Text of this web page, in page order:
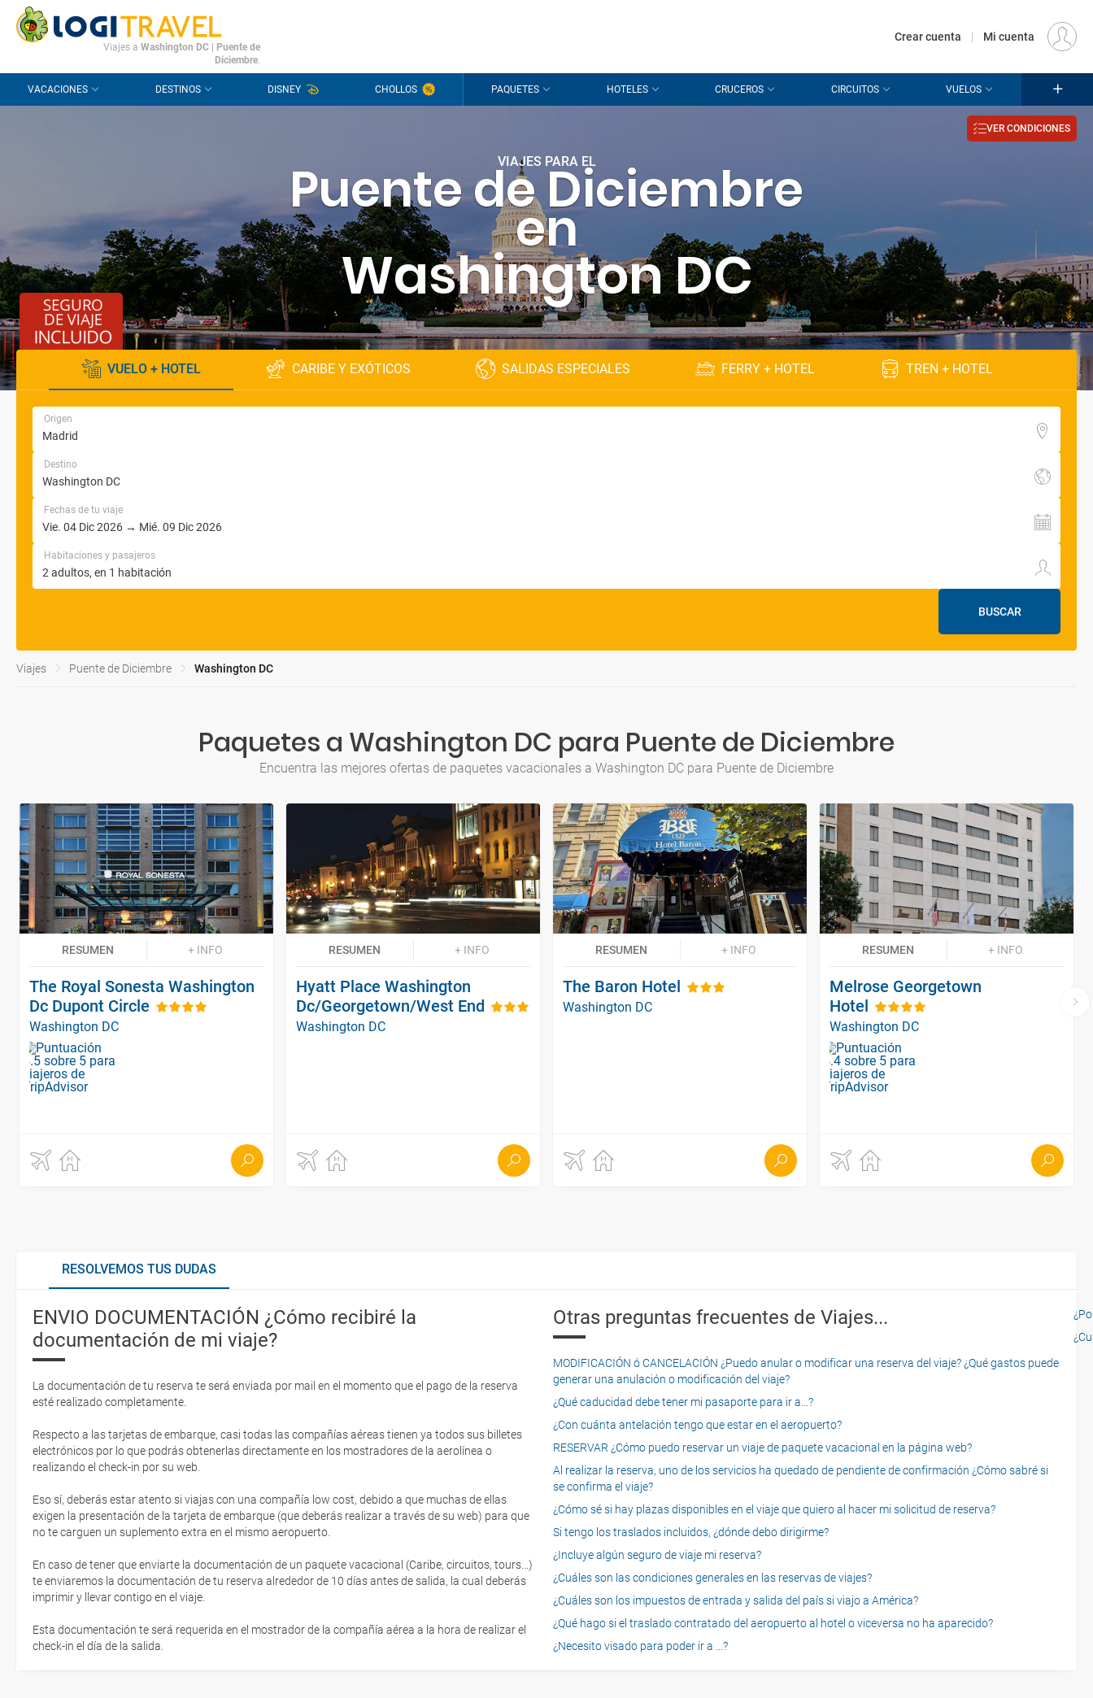
CONTACTO PREGUNTAS FRECUENTES
Viajes a Washington DC
Puente de
Diciembre.
Crear cuenta | Mi cuenta
VACACIONES DESTINOS DISNEY CHOLLOS PAQUETES HOTELES CRUCEROS CIRCUITOS VUELOS
VIAJES PARA EL
Puente de Diciembre
en
Washington DC
VER CONDICIONES
VUELO + HOTEL CARIBE Y EXÓTICOS SALIDAS ESPECIALES FERRY + HOTEL TREN + HOTEL
Origen
Destino
Fechas de tu viaje
Habitaciones y pasajeros
BUSCAR
Viajes Puente de Diciembre Washington DC
Paquetes a Washington DC para Puente de Diciembre
Encuentra las mejores ofertas de paquetes vacacionales a Washington DC para Puente de Diciembre
RESUMEN + INFO
The Royal Sonesta Washington
Dc Dupont Circle
Washington DC
RESUMEN + INFO
Hyatt Place Washington
Dc/Georgetown/West End
Washington DC
RESUMEN + INFO
The Baron Hotel
Washington DC
RESUMEN + INFO
Melrose Georgetown
Hotel
Washington DC
RESOLVEMOS TUS DUDAS
ENVIO DOCUMENTACIÓN ¿Cómo recibiré la
documentación de mi viaje?
La documentación de tu reserva te será enviada por mail en el momento que el pago de la reserva
esté realizado completamente.
Respecto a las tarjetas de embarque, casi todas las compañías aéreas tienen ya todos sus billetes
electrónicos por lo que podrás obtenerlas directamente en los mostradores de la aerolínea o
realizando el check-in por su web.
Eso sí, deberás estar atento si viajas con una compañía low cost, debido a que muchas de ellas
exigen la presentación de la tarjeta de embarque (que deberás realizar a través de su web) para que
no te carguen un suplemento extra en el mismo aeropuerto.
En caso de tener que enviarte la documentación de un paquete vacacional (Caribe, circuitos, tours...)
te enviaremos la documentación de tu reserva alrededor de 10 días antes de salida, la cual deberás
imprimir y llevar contigo en el viaje.
Esta documentación te será requerida en el mostrador de la compañía aérea a la hora de realizar el
check-in el día de la salida.
Otras preguntas frecuentes de Viajes...
MODIFICACIÓN ó CANCELACIÓN ¿Puedo anular o modificar una reserva del viaje? ¿Qué gastos puede
generar una anulación o modificación del viaje?
¿Qué caducidad debe tener mi pasaporte para ir a...?
¿Con cuánta antelación tengo que estar en el aeropuerto?
RESERVAR ¿Cómo puedo reservar un viaje de paquete vacacional en la página web?
Al realizar la reserva, uno de los servicios ha quedado de pendiente de confirmación ¿Cómo sabré si
se confirma el viaje?
¿Cómo sé si hay plazas disponibles en el viaje que quiero al hacer mi solicitud de reserva?
Si tengo los traslados incluidos, ¿dónde debo dirigirme?
¿Incluye algún seguro de viaje mi reserva?
¿Cuáles son las condiciones generales en las reservas de viajes?
¿Cuáles son los impuestos de entrada y salida del país si viajo a América?
¿Qué hago si el traslado contratado del aeropuerto al hotel o viceversa no ha aparecido?
¿Necesito visado para poder ir a ...?